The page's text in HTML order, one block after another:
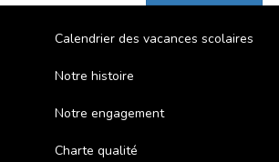
Calendrier des vacances scolaires
Notre histoire
Notre engagement
Charte qualité